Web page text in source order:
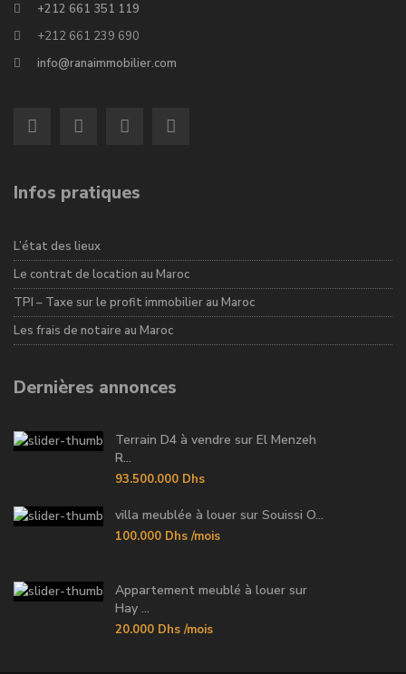
+212 661 351 119
+212 661 239 690
info@ranaimmobilier.com
Infos pratiques
L’état des lieux
Le contrat de location au Maroc
TPI – Taxe sur le profit immobilier au Maroc
Les frais de notaire au Maroc
Dernières annonces
Terrain D4 à vendre sur El Menzeh
R...
93.500.000 Dhs
villa meublée à louer sur Souissi O...
100.000 Dhs /mois
Appartement meublé à louer sur
Hay ...
20.000 Dhs /mois